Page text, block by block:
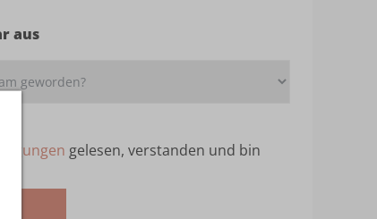
aus
gelesen, verstanden und bin